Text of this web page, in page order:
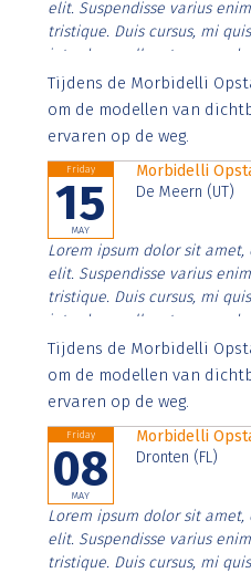
elit. Suspendisse varius
tristique. Duis cursus, mi
interdum nulla, ut
Aenean faucibus nibh et
imperdiet. Nunc ut sem
Tijdens de Morbidelli
om de modellen van
ervaren op de weg.
Friday
15
MAY
Morbidelli
De Meern (UT)
Lorem ipsum dolor sit
elit. Suspendisse varius
tristique. Duis cursus, mi
interdum nulla, ut
Aenean faucibus nibh et
imperdiet. Nunc ut sem
Tijdens de Morbidelli
om de modellen van
ervaren op de weg.
Friday
08
MAY
Morbidelli
Dronten (FL)
Lorem ipsum dolor sit
elit. Suspendisse varius
tristique. Duis cursus, mi